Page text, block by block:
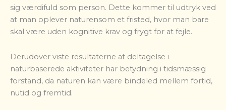
sig værdifuld som person. Dette kommer til udtryk ved
at man oplever naturensom et fristed, hvor man bare
skal være uden kognitive krav og frygt for at fejle.
Derudover viste resultaterne at deltagelse i
naturbaserede aktiviteter har betydning i tidsmæssig
forstand, da naturen kan være bindeled mellem fortid,
nutid og fremtid.